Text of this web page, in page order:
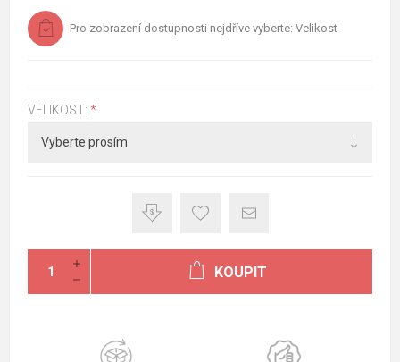
Pro zobrazení dostupnosti nejdříve vyberte: Velikost
VELIKOST: *
KOUPIT